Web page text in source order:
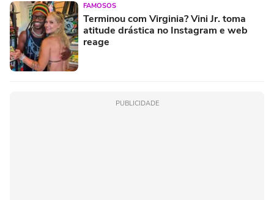
FAMOSOS
Terminou com Virginia? Vini Jr. toma
atitude drástica no Instagram e web
reage
PUBLICIDADE